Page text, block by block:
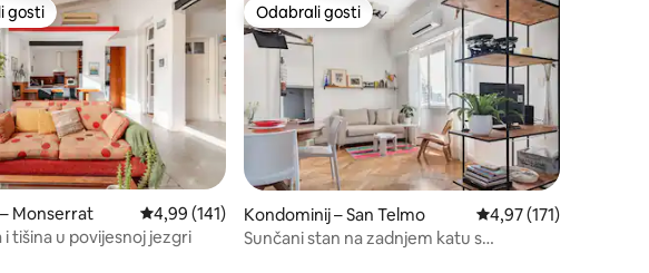
217
rangiranima s oznakom „Odabrali gosti”
gosti
Monserrat Prosječna ocjena: 4,99/5, recenzija: 141
4,99 (141)
i tišina u povijesnoj jezgri
Odabrali gosti
Odabrali gosti
Kondominij – San Telmo Prosječna ocjena:
4,97 (171)
Sunčani stan na zadnjem katu s